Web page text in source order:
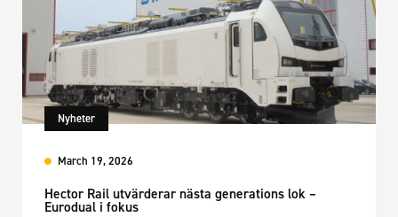
Nyheter
March 19, 2026
Hector Rail utvärderar nästa generations lok –
Eurodual i fokus